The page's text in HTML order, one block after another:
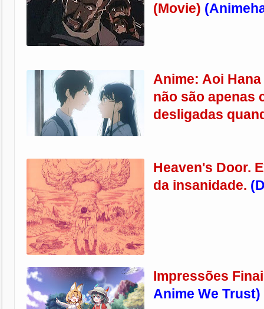
(Movie)
Anime: Aoi
não são apenas
desligadas
Heaven's Door.
da insanidade.
Impressões
Anime We Trust)